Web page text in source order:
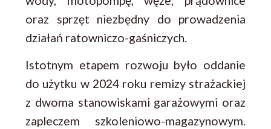
oraz sprzęt niezbędny do prowadzenia
działań ratowniczo-gaśniczych.
Istotnym etapem rozwoju było oddanie
do użytku w 2024 roku remizy strażackiej
z dwoma stanowiskami garażowymi oraz
zapleczem szkoleniowo-magazynowym.